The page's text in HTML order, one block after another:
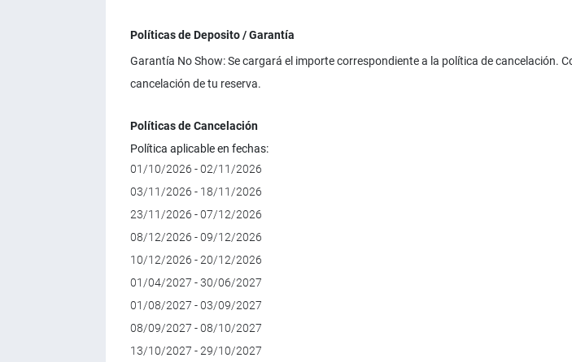
Políticas de Deposito / Garantía
Garantía No Show: Se cargará el importe correspondiente a la política de cancelación.
cancelación de tu reserva.
Políticas de Cancelación
Política aplicable en fechas:
01/10/2026 - 02/11/2026
03/11/2026 - 18/11/2026
23/11/2026 - 07/12/2026
08/12/2026 - 09/12/2026
10/12/2026 - 20/12/2026
01/04/2027 - 30/06/2027
01/08/2027 - 03/09/2027
08/09/2027 - 08/10/2027
13/10/2027 - 29/10/2027